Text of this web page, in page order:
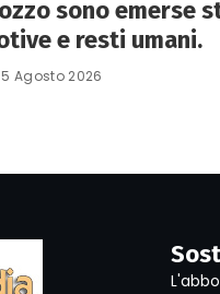
sono emerse
e resti umani.
5 Agosto 2026